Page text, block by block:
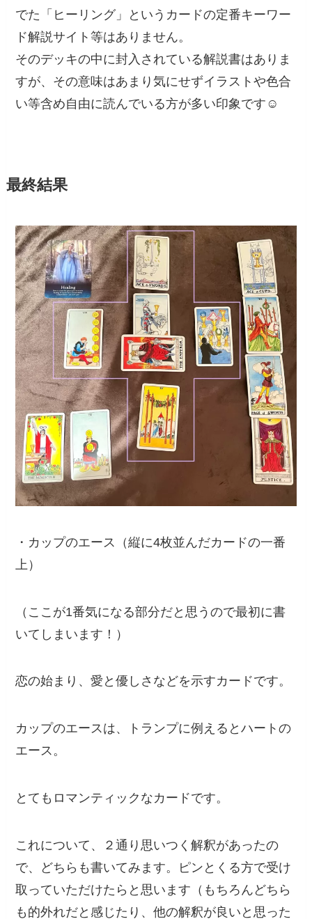
でた「ヒーリング」というカードの定番キーワー
ド解説サイト等はありません。
そのデッキの中に封入されている解説書はありま
すが、その意味はあまり気にせずイラストや色合
い等含め自由に読んでいる方が多い印象です☺️
最終結果
・カップのエース（縦に4枚並んだカードの一番
上）
（ここが1番気になる部分だと思うので最初に書
いてしまいます！）
恋の始まり、愛と優しさなどを示すカードです。
カップのエースは、トランプに例えるとハートの
エース。
とてもロマンティックなカードです。
これについて、２通り思いつく解釈があったの
で、どちらも書いてみます。ピンとくる方で受け
取っていただけたらと思います（もちろんどちら
も的外れだと感じたり、他の解釈が良いと思った